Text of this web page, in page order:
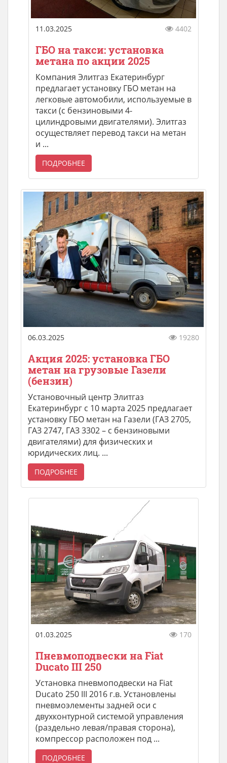
11.03.2025 4402
ГБО на такси: установка
метана по акции 2025
Компания Элитгаз Екатеринбург
предлагает установку ГБО метан на
легковые автомобили, используемые в
такси (с бензиновыми 4-
цилиндровыми двигателями). Элитгаз
осуществляет перевод такси на метан
и ...
ПОДРОБНЕЕ
06.03.2025 19280
Акция 2025: установка ГБО
метан на грузовые Газели
(бензин)
Установочный центр Элитгаз
Екатеринбург с 10 марта 2025 предлагает
установку ГБО метан на Газели (ГАЗ 2705,
ГАЗ 2747, ГАЗ 3302 – с бензиновыми
двигателями) для физических и
юридических лиц. ...
ПОДРОБНЕЕ
01.03.2025 170
Пневмоподвески на Fiat
Ducato III 250
Установка пневмоподвески на Fiat
Ducato 250 III 2016 г.в. Установлены
пневмоэлементы задней оси с
двухконтурной системой управления
(раздельно левая/правая сторона),
компрессор расположен под ...
ПОДРОБНЕЕ